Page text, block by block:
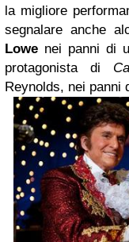
la migliore
segnalare anche
Lowe nei panni di
protagonista di
Reynolds, nei panni